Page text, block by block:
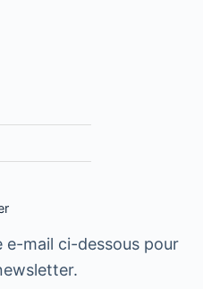
e-mail ci-dessous pour